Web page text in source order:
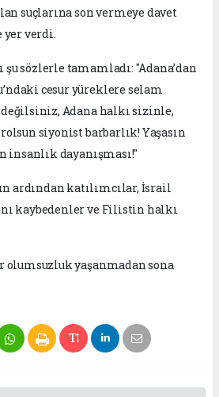
suçlarına son vermeye davet
yer verdi.
şu sözlerle tamamladı: "Adana’dan
cesur yüreklere selam
Adana halkı sizinle,
siyonist barbarlık! Yaşasın
insanlık dayanışması!"
ardından katılımcılar, İsrail
kaybedenler ve Filistin halkı
olumsuzluk yaşanmadan sona